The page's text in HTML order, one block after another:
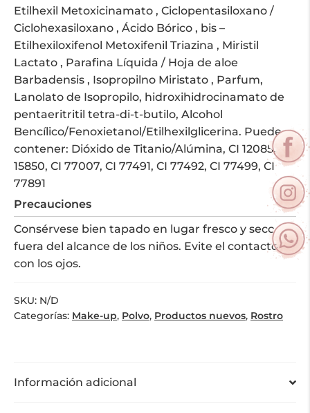
cantidad
Etilhexil Metoxicinamato , Ciclopentasiloxano /
Ciclohexasiloxano , Ácido Bórico , bis –
Etilhexiloxifenol Metoxifenil Triazina , Miristil
Lactato , Parafina Líquida / Hoja de aloe
Barbadensis , Isopropilno Miristato , Parfum,
Lanolato de Isopropilo, hidroxihidrocinamato de
pentaeritritil tetra-di-t-butilo, Alcohol
Bencílico/Fenoxietanol/Etilhexilglicerina. Puede
contener: Dióxido de Titanio/Alúmina, CI 12085, CI
15850, CI 77007, CI 77491, CI 77492, CI 77499, CI
77891
Precauciones
Consérvese bien tapado en lugar fresco y seco,
fuera del alcance de los niños. Evite el contacto
con los ojos.
SKU: N/D
Categorías: Make-up, Polvo, Productos nuevos, Rostro
Información adicional